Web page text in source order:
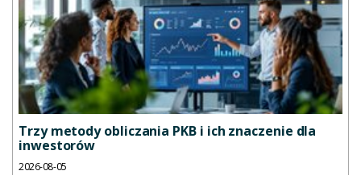
Trzy metody obliczania PKB i ich znaczenie dla
inwestorów
2026-08-05